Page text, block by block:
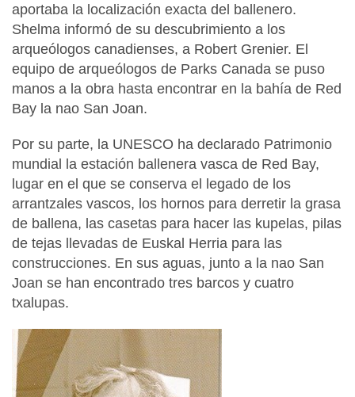
aportaba la localización exacta del ballenero.
Shelma informó de su descubrimiento a los
arqueólogos canadienses, a Robert Grenier. El
equipo de arqueólogos de Parks Canada se puso
manos a la obra hasta encontrar en la bahía de Red
Bay la nao San Joan.
Por su parte, la UNESCO ha declarado Patrimonio
mundial la estación ballenera vasca de Red Bay,
lugar en el que se conserva el legado de los
arrantzales vascos, los hornos para derretir la grasa
de ballena, las casetas para hacer las kupelas, pilas
de tejas llevadas de Euskal Herria para las
construcciones. En sus aguas, junto a la nao San
Joan se han encontrado tres barcos y cuatro
txalupas.